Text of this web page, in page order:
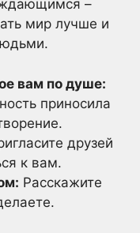
–
мир лучше и
вам по душе:
приносила
друзей
к вам.
Расскажите